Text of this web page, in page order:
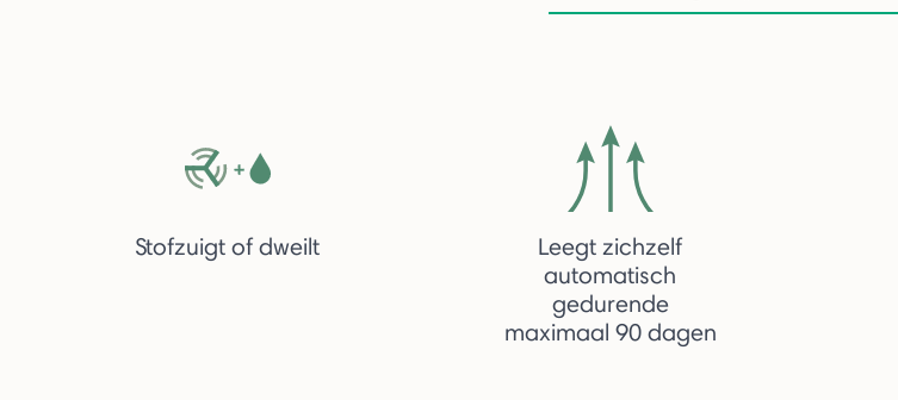
Stofzuigt of dweilt
Leegt zichzelf
automatisch
gedurende
maximaal 90 dagen